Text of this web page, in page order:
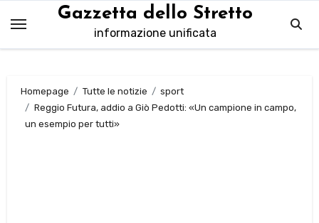
contenuto
Gazzetta dello Stretto
informazione unificata
Homepage Tutte le notizie
sport
Reggio Futura, addio a Giò Pedotti: «Un campione in campo,
un esempio per tutti»